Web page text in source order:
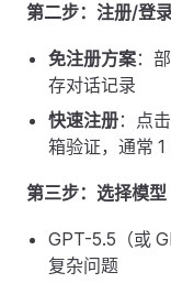
第二步：注册/登
免注册方案：
存对话记录
快速注册：点
箱验证，通常
第三步：选择模型
GPT-5.5（或
复杂问题